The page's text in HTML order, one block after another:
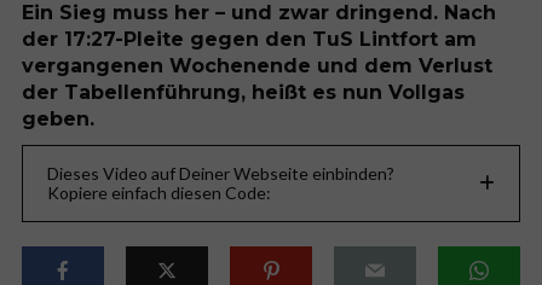
Ein Sieg muss her – und zwar dringend. Nach
der 17:27-Pleite gegen den TuS Lintfort am
vergangenen Wochenende und dem Verlust
der Tabellenführung, heißt es nun Vollgas
geben.
Dieses Video auf Deiner Webseite einbinden?
Kopiere einfach diesen Code: